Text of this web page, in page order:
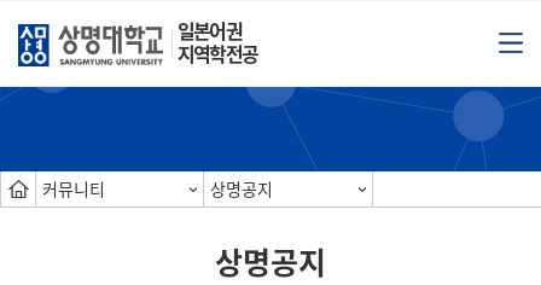
일본어권
지역학전공
커뮤니티 상명공지
상명공지